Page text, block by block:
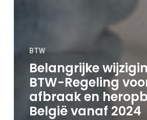
BTW
Belangrijke
BTW-Regeling
afbraak en
België vanaf 2024